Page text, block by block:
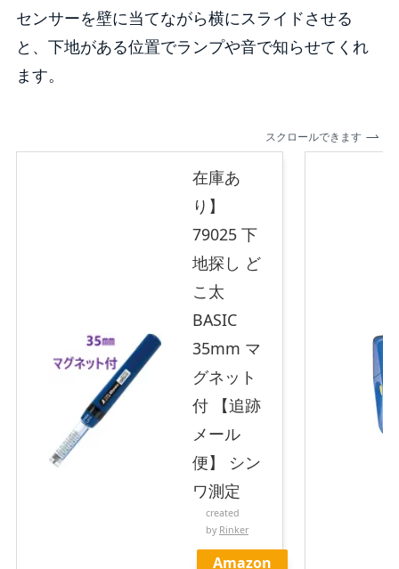
センサーを壁に当てながら横にスライドさせる
と、下地がある位置でランプや音で知らせてくれ
ます。
スクロールできます
在庫あ
り】
79025 下
地探し ど
こ太
BASIC
35mm マ
グネット
付 【追跡
メール
便】 シン
ワ測定
created
by Rinker
Amazon